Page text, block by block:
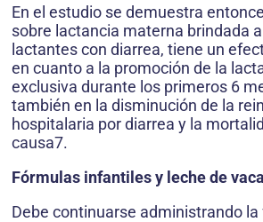
En el estudio se demuestra
sobre lactancia materna brindada
lactantes con diarrea, tiene un
en cuanto a la promoción de la
exclusiva durante los primeros 6
también en la disminución de la
hospitalaria por diarrea y la
causa7.
Fórmulas infantiles y leche de
Debe continuarse administrando la